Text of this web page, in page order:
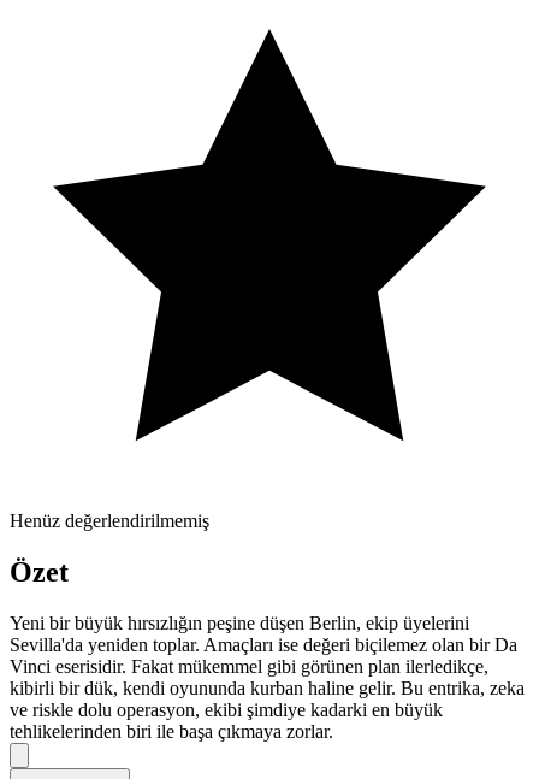
Henüz değerlendirilmemiş
Özet
Yeni bir büyük hırsızlığın peşine düşen Berlin, ekip üyelerini
Sevilla'da yeniden toplar. Amaçları ise değeri biçilemez olan bir Da
Vinci eserisidir. Fakat mükemmel gibi görünen plan ilerledikçe,
kibirli bir dük, kendi oyununda kurban haline gelir. Bu entrika, zeka
ve riskle dolu operasyon, ekibi şimdiye kadarki en büyük
tehlikelerinden biri ile başa çıkmaya zorlar.